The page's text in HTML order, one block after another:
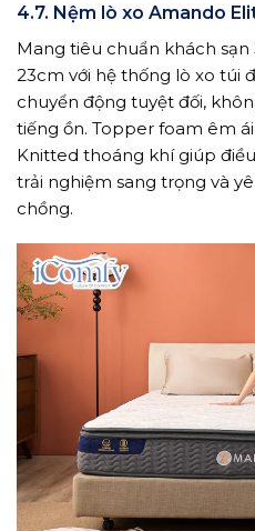
4.7. Nệm lò xo Amando
Mang tiêu chuẩn khách
23cm với hệ thống lò xo túi
chuyển động tuyệt đối,
tiếng ồn. Topper foam êm
Knitted thoáng khí giúp
trải nghiệm sang trọng và
chồng.